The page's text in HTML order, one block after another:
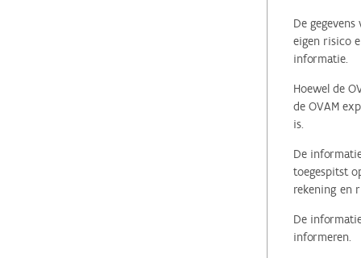
De
eigen risico
informatie.
Hoewel de
de OVAM
is.
De
toegespitst
rekening en
De
informeren.